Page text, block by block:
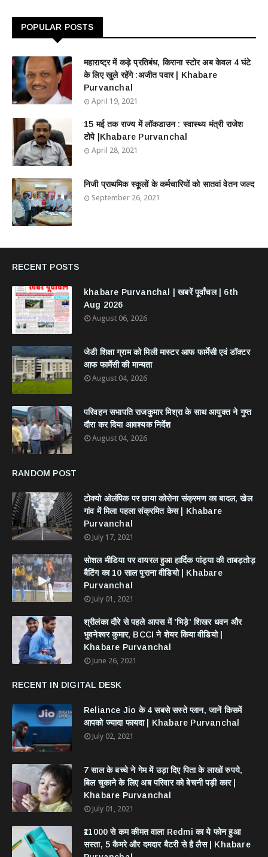
POPULAR POSTS
महाराष्ट्र में कड़े प्रतिबंध, किराना स्टोर अब केवल 4 घंटे
के लिए खुले रहेंगे :अजीत पवार | Khabare
Purvanchal
April 19, 2021
15 मई तक राज्य में लॉकडाउन : स्वास्थ्य मंत्री राजेश
टोपे |Khabare Purvanchal
April 28, 2021
निजी प्राथमिक स्कूलों के कर्मचारियों को सातवां वेतन जल्द
September 26, 2021
RECENT POSTS
khabare Purvanchal | खबरें पूर्वांचल | 6th
Aug 2026
August 06, 2026
जेडी शिक्षा ग्राम को मिली मास्टर आफ फार्मेसी एवं डॉक्टर
आफ फार्मेसी की मान्यता
August 04, 2026
परिवहन सभापति राजकुमार मिश्रा के साथ आयुक्त ने गुप्त
दौरा कर दिया आवश्यक निर्देश
August 04, 2026
RANDOM POST
टोक्यो ओलंपिक पर छाया कोरोना संक्रमण का बादल, खेल
गांव में मिला पहला संक्रमित केस | Khabare
Purvanchal
July 17, 2021
सोशल मीडिया पर वायरल हुआ हार्दिक पांड्या की ताबड़तोड़
बैटिंग का 10 साल पुराना वीडियो | Khabare
Purvanchal
July 01, 2021
श्रीलंका दौरे से पहले आपस में 'भिड़े' शिखर धवन और
भुवनेश्वर कुमार, BCCI ने शेयर किया वीडियो |
Khabare Purvanchal
June 26, 2021
RECENT IN DIGITAL DESK
Reliance Jio के 4 सबसे सस्ते प्लान, जानें किसमें
आपको ज्यादा फायदा | Khabare Purvanchal
July 02, 2021
7 साल के बच्चे ने गेम में उड़ा दिए पिता के लाखों रुपये,
बिल चुकाने के लिए अब परिवार को बेचनी पड़ी कार |
Khabare Purvanchal
July 01, 2021
₹11000 से कम कीमत वाला Redmi का ये फोन हुआ
सस्ता, 5 कैमरे और दमदार बैटरी से है लैस | Khabare